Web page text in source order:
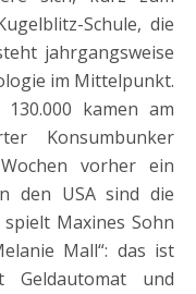
Schule, die
jahrgangsweise
im Mittelpunkt.
kamen am
Konsumbunker
vorher ein
den USA sind die
Maxines Sohn
Mall“: das ist
und